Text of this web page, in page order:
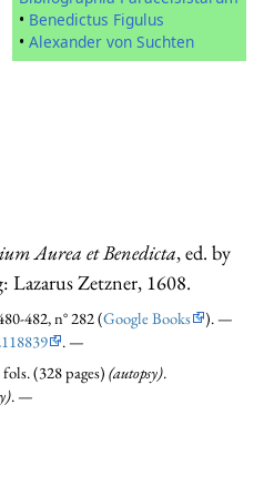
• Benedictus Figulus
•Alexander von Suchten
Aurea et Benedicta, ed. by
Lazarus Zetzner, 1608.
482, n° 282 (Google Books
). —
. —
fols. (328 pages)(autopsy).
. —